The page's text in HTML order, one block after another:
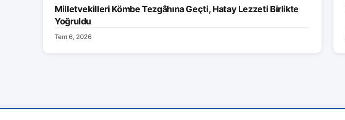
Milletvekilleri Kömbe Tezgâhına Geçti, Hatay Lezzeti Birlikte
Yoğruldu
Tem 6, 2026